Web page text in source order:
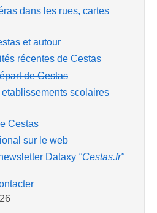
dans les rues, cartes
et autour
récentes de Cestas
de Cestas
scolaires
Cestas
sur le web
Dataxy "Cestas.fr"